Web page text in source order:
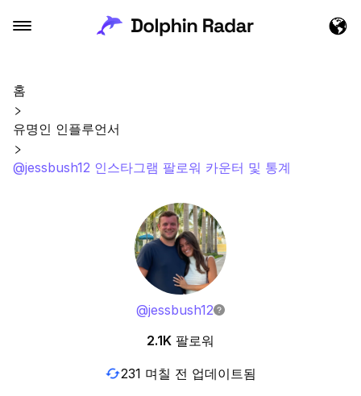
홈
유명인 인플루언서
@jessbush12 인스타그램 팔로워 카운터 및 통계
@jessbush12
2.1K 팔로워
231 며칠 전 업데이트됨